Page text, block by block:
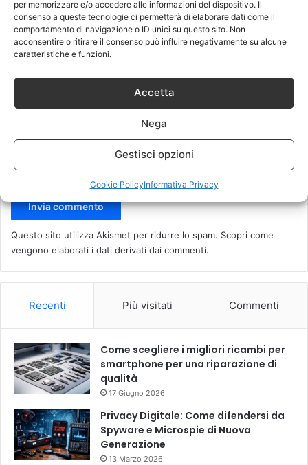
per memorizzare e/o accedere alle informazioni del dispositivo. Il
consenso a queste tecnologie ci permetterà di elaborare dati come il
comportamento di navigazione o ID unici su questo sito. Non
acconsentire o ritirare il consenso può influire negativamente su alcune
caratteristiche e funzioni.
Accetta
Nega
Gestisci opzioni
Cookie PolicyInformativa Privacy
o
*
Nome*
Sito web
Questo sito utilizza Akismet per ridurre lo spam. Scopri come
vengono elaborati i dati derivati dai commenti.
Recenti Più visitati Commenti
Come scegliere i migliori ricambi per
smartphone per una riparazione di
qualità
17 Giugno 2026
Privacy Digitale: Come difendersi da
Spyware e Microspie di Nuova
Generazione
13 Marzo 2026